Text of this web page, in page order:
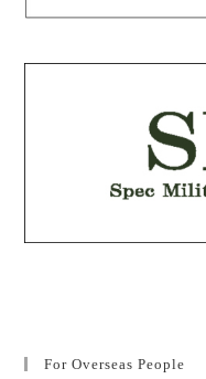
For Overseas People